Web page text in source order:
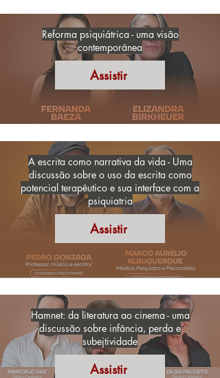
Reforma psiquiátrica - uma visão
contemporânea
Assistir
A escrita como narrativa da vida - Uma
discussão sobre o uso da escrita como
potencial terapêutico e sua interface com a
psiquiatria
Assistir
Hamnet: da literatura ao cinema - uma
discussão sobre infância, perda e
subejtividade
Assistir